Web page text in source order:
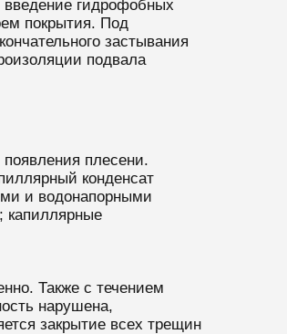
введение гидрофобных
покрытия. Под
застывания
подвала
плесени.
конденсат
и водонапорными
капиллярные
Также с течением
нарушена,
закрытие всех трещин